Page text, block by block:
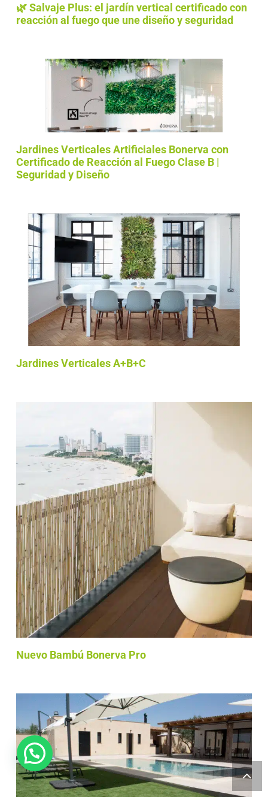
🌿 Salvaje Plus: el jardín vertical certificado con
reacción al fuego que une diseño y seguridad
Jardines Verticales Artificiales Bonerva con
Certificado de Reacción al Fuego Clase B |
Seguridad y Diseño
Jardines Verticales A+B+C
Nuevo Bambú Bonerva Pro